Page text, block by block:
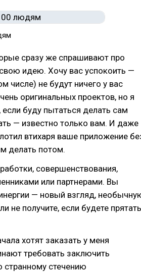
сразу же спрашивают про
идею. Хочу вас успокоить —
числе) не будут ничего у вас
оригинальных проектов, но я
буду пытаться делать сам
— известно только вам. И даже
втихаря ваше приложение
делать потом.
совершенствования,
или партнерами. Вы
— новый взгляд,
не получите, если будете прятать
хотят заказать у меня
требовать заключить
странному стечению